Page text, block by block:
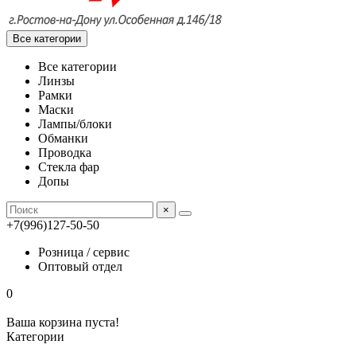
Все категории
Все категории
Линзы
Рамки
Маски
Лампы/блоки
Обманки
Проводка
Стекла фар
Допы
×
+7(996)127-50-50
Розница / сервис
Оптовый отдел
0
Ваша корзина пуста!
Категории